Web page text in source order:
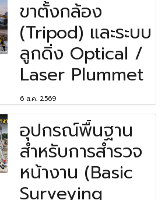
ขาตั้งกล้อง
(Tripod) และระบบ
ลูกดิ่ง Optical /
Laser Plummet
6 ส.ค. 2569
อุปกรณ์พื้นฐาน
สำหรับการสำรวจ
หน้างาน (Basic
Surveying